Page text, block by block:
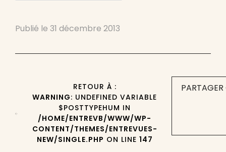
Publié le 31 décembre 2013
RETOUR À :
WARNING: UNDEFINED VARIABLE
$POSTTYPEHUM IN
/HOME/ENTREVB/WWW/WP-
CONTENT/THEMES/ENTREVUES-
NEW/SINGLE.PHP ON LINE 147